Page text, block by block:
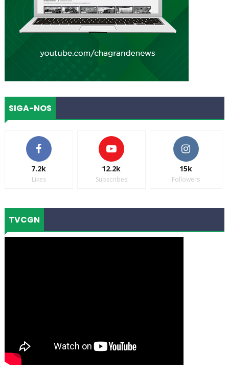
SIGA-NOS
7.2k
Likes
12.2k
Subscribes
15k
Followers
TVCGN